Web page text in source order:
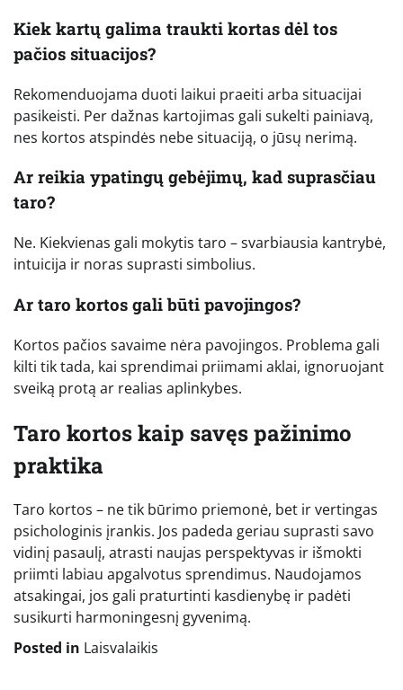
Kiek kartų galima traukti kortas dėl tos
pačios situacijos?
Rekomenduojama duoti laikui praeiti arba situacijai
pasikeisti. Per dažnas kartojimas gali sukelti painiavą,
nes kortos atspindės nebe situaciją, o jūsų nerimą.
Ar reikia ypatingų gebėjimų, kad suprasčiau
taro?
Ne. Kiekvienas gali mokytis taro – svarbiausia kantrybė,
intuicija ir noras suprasti simbolius.
Ar taro kortos gali būti pavojingos?
Kortos pačios savaime nėra pavojingos. Problema gali
kilti tik tada, kai sprendimai priimami aklai, ignoruojant
sveiką protą ar realias aplinkybes.
Taro kortos kaip savęs pažinimo
praktika
Taro kortos – ne tik būrimo priemonė, bet ir vertingas
psichologinis įrankis. Jos padeda geriau suprasti savo
vidinį pasaulį, atrasti naujas perspektyvas ir išmokti
priimti labiau apgalvotus sprendimus. Naudojamos
atsakingai, jos gali praturtinti kasdienybę ir padėti
susikurti harmoningesnį gyvenimą.
Posted in Laisvalaikis